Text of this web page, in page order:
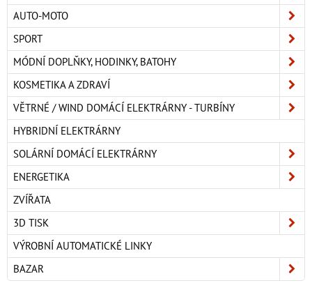
AUTO-MOTO
SPORT
MÓDNÍ DOPLŇKY, HODINKY, BATOHY
KOSMETIKA A ZDRAVÍ
VĚTRNÉ / WIND DOMÁCÍ ELEKTRÁRNY - TURBÍNY
HYBRIDNÍ ELEKTRÁRNY
SOLÁRNÍ DOMÁCÍ ELEKTRÁRNY
ENERGETIKA
ZVÍŘATA
3D TISK
VÝROBNÍ AUTOMATICKÉ LINKY
BAZAR